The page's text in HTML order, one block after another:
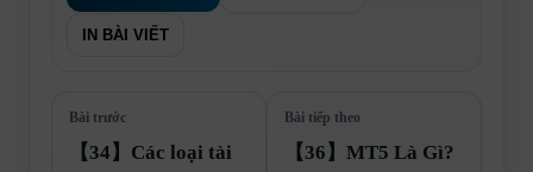
IN BÀI VIẾT
Bài trước
【34】Các loại tài
Bài tiếp theo
【36】MT5 Là Gì?